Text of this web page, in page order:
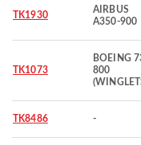
TK1930
AIRBUS
A350-900
TK1073
BOEING
800
TK8486 -